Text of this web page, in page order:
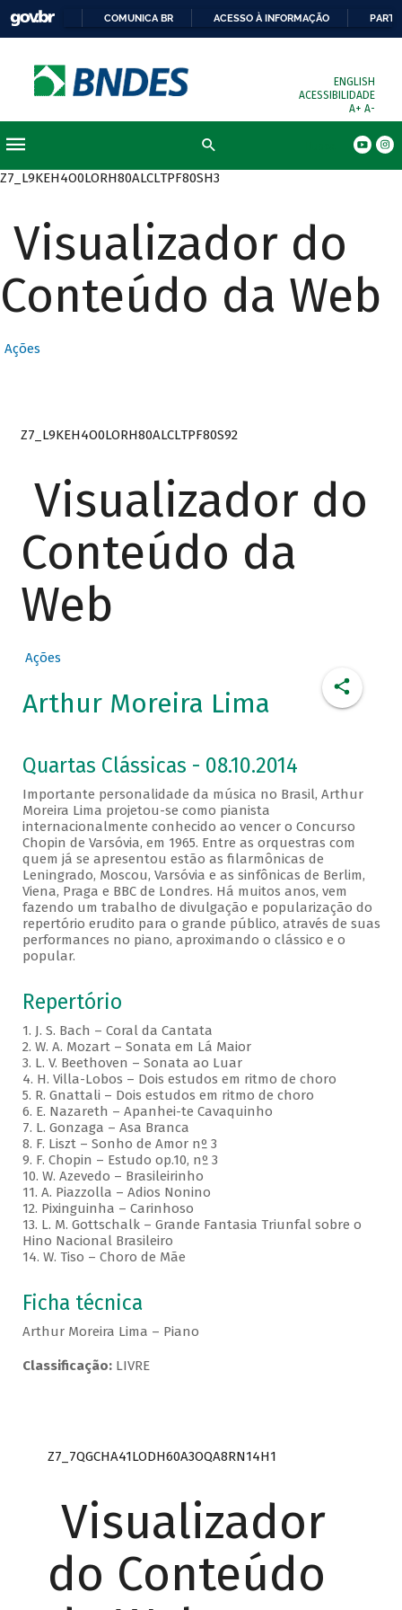
COMUNICA BR ACESSO À INFORMAÇÃO
ENGLISH
ACESSIBILIDADE
A+ A-
Z7_L9KEH4O0LORH80ALCLTPF80SH3
Visualizador do
Conteúdo da Web
Ações
Z7_L9KEH4O0LORH80ALCLTPF80S92
Visualizador do
Conteúdo da
Web
Ações
Arthur Moreira Lima
Quartas Clássicas - 08.10.2014
Importante personalidade da música no Brasil, Arthur
Moreira Lima projetou-se como pianista
internacionalmente conhecido ao vencer o Concurso
Chopin de Varsóvia, em 1965. Entre as orquestras com
quem já se apresentou estão as filarmônicas de
Leningrado, Moscou, Varsóvia e as sinfônicas de Berlim,
Viena, Praga e BBC de Londres. Há muitos anos, vem
fazendo um trabalho de divulgação e popularização do
repertório erudito para o grande público, através de suas
performances no piano, aproximando o clássico e o
popular.
Repertório
1. J. S. Bach – Coral da Cantata
2. W. A. Mozart – Sonata em Lá Maior
3. L. V. Beethoven – Sonata ao Luar
4. H. Villa-Lobos – Dois estudos em ritmo de choro
5. R. Gnattali – Dois estudos em ritmo de choro
6. E. Nazareth – Apanhei-te Cavaquinho
7. L. Gonzaga – Asa Branca
8. F. Liszt – Sonho de Amor nº 3
9. F. Chopin – Estudo op.10, nº 3
10. W. Azevedo – Brasileirinho
11. A. Piazzolla – Adios Nonino
12. Pixinguinha – Carinhoso
13. L. M. Gottschalk – Grande Fantasia Triunfal sobre o
Hino Nacional Brasileiro
14. W. Tiso – Choro de Mãe
Ficha técnica
Arthur Moreira Lima – Piano
Classificação:LIVRE
Z7_7QGCHA41LODH60A3OQA8RN14H1
Visualizador
do Conteúdo